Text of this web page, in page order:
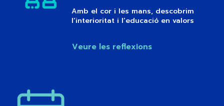
Amb el cor i les mans, descobrim
l’interioritat i l’educació en valors
Veure les reflexions